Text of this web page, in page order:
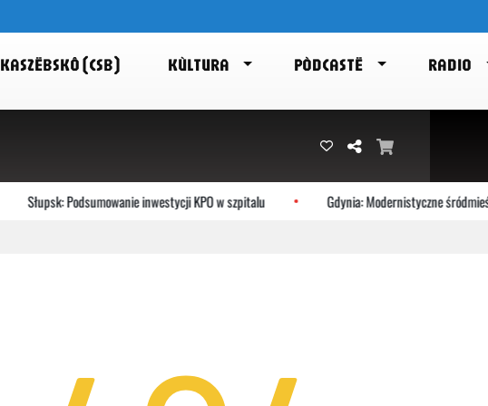
KASZËBSKÔ (CSB) KÙLTURA PÒDCASTË RADIO
Słupsk: Podsumowanie inwestycji KPO w szpitalu Gdynia: Modernistyczne